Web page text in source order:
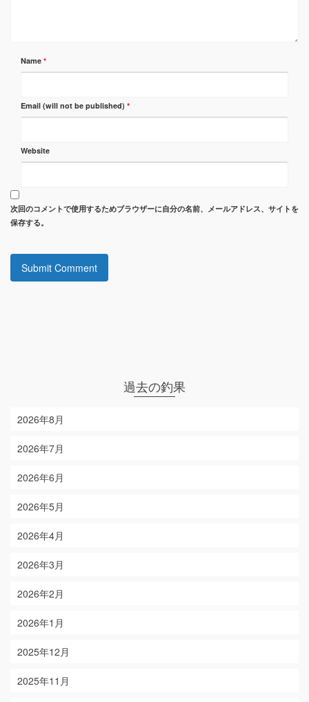
Name *
Email (will not be published) *
Website
次回のコメントで使用するためブラウザーに自分の名前、メールアドレス、サイトを
保存する。
過去の釣果
2026年8月
2026年7月
2026年6月
2026年5月
2026年4月
2026年3月
2026年2月
2026年1月
2025年12月
2025年11月